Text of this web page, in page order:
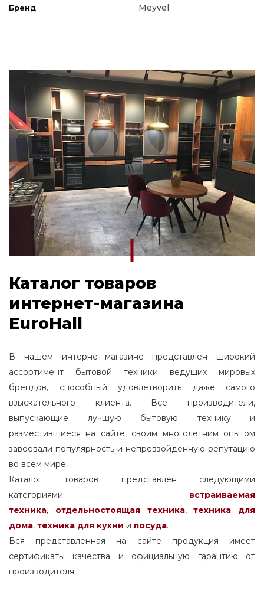
Бренд Meyvel
Каталог товаров
интернет-магазина
EuroHall
В нашем интернет-магазине представлен широкий
ассортимент бытовой техники ведущих мировых
брендов, способный удовлетворить даже самого
взыскательного клиента. Все производители,
выпускающие лучшую бытовую технику и
разместившиеся на сайте, своим многолетним опытом
завоевали популярность и непревзойденную репутацию
во всем мире.
Каталог товаров представлен следующими
категориями: встраиваемая
техника, отдельностоящаятехника,
техника для
дома, техника для кухни и посуда.
Вся представленная на сайте продукция имеет
сертификаты качества и официальную гарантию от
производителя.